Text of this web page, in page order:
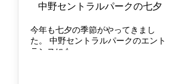
中野セントラルパークの七夕
今年も七夕の季節がやってきまし
た。 中野セントラルパークのエント
ランスにも…